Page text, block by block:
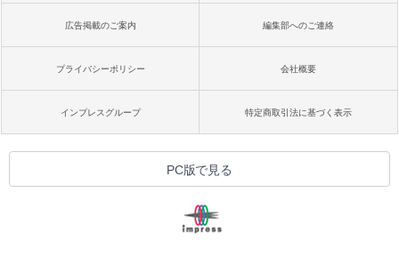
広告掲載のご案内 編集部へのご連絡
プライバシーポリシー 会社概要
インプレスグループ 特定商取引法に基づく表示
PC版で見る